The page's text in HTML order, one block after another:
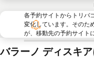
各予約サイトからトリバ
変化しています。そのた
が、移動先の予約サイト
バラーノ ディスキ